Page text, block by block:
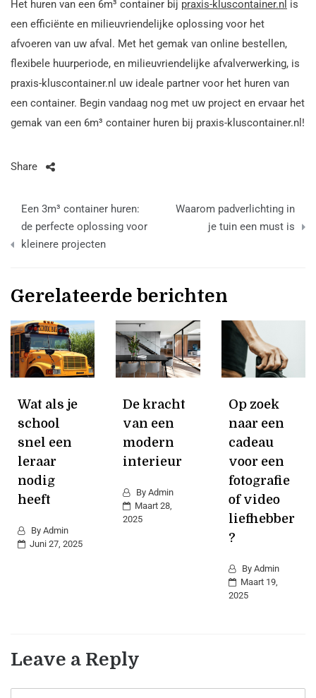
Het huren van een 6m³ container bij praxis-kluscontainer.nl is
een efficiënte en milieuvriendelijke oplossing voor het
afvoeren van uw afval. Met het gemak van online bestellen,
flexibele huurperiode, en milieuvriendelijke afvalverwerking, is
praxis-kluscontainer.nl uw ideale partner voor het huren van
een container. Begin vandaag nog met uw project en ervaar het
gemak van een 6m³ container huren bij praxis-kluscontainer.nl!
Share
navigatie
Een 3m³ container huren:
de perfecte oplossing voor
kleinere projecten
Waarom padverlichting in
je tuin een must is
Gerelateerde berichten
Wat als je
school
snel een
leraar
nodig
heeft
By Admin
Juni 27, 2025
De kracht
van een
modern
interieur
ByAdmin
Maart 28,
2025
Op zoek
naar een
cadeau
voor een
fotografie
of video
liefhebber
?
By Admin
Maart 19,
2025
Leave a Reply